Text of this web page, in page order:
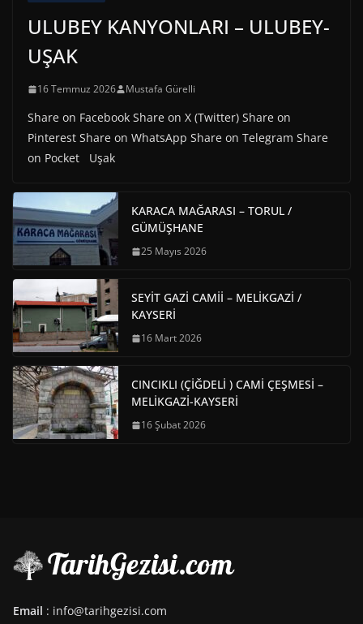
ULUBEY KANYONLARI – ULUBEY-
UŞAK
16 Temmuz 2026 Mustafa Gürelli
Share on Facebook Share on X (Twitter) Share on
Pinterest Share on WhatsApp Share on Telegram Share
on Pocket Uşak
KARACA MAĞARASI – TORUL /
GÜMÜŞHANE
25 Mayıs 2026
SEYİT GAZİ CAMİİ – MELİKGAZİ /
KAYSERİ
16 Mart 2026
CINCIKLI (ÇİĞDELİ ) CAMİ ÇEŞMESİ –
MELİKGAZİ-KAYSERİ
16 Şubat 2026
Email : info@tarihgezisi.com